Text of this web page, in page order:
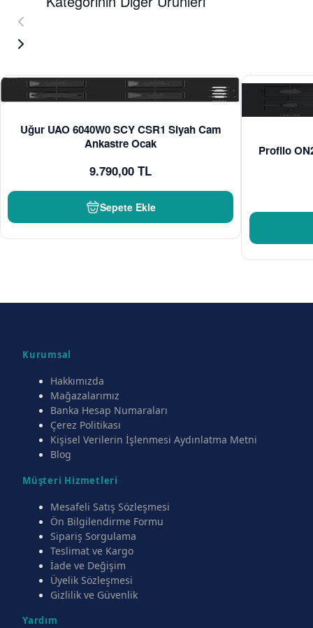
Uğur UAO 6040W0 SCY CSR1 Siyah Cam
Ankastre Ocak
9.790,00 TL
Sepete Ekle
Profilo
Kurumsal
Hakkımızda
Mağazalarımız
Banka Hesap Numaraları
Çerez Politikası
Kişisel Verilerin İşlenmesi Aydınlatma Metni
Blog
Müşteri Hizmetleri
Mesafeli Satış Sözleşmesi
Ön Bilgilendirme Formu
Sipariş Sorgulama
Teslimat ve Kargo
İade ve Değişim
Üyelik Sözleşmesi
Gizlilik ve Güvenlik
Yardım